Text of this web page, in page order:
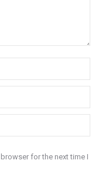
for the next time I